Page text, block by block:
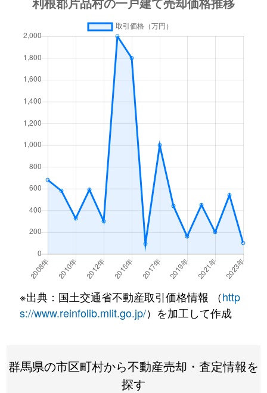
※出典：国土交通省不動産取引価格情報 （http
s://www.reinfolib.mlit.go.jp/）を加工して作成
群馬県の市区町村から不動産売却・査定情報を
探す